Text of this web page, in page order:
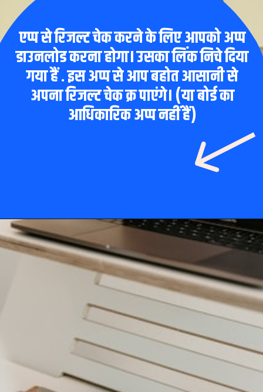
एप्प से रिजल्ट चेक करने के लिए आपको अप्प
डाउनलोड करना होगा। उसका लिंक निचे दिया
गया हैं . इस अप्प से आप बहोत आसानी से
अपना रिजल्ट चेक क्र पाएंगे। (या बोर्ड का
आधिकारिक अप्प नहीं हैं)
Openinghttps://boardresults.page.link/yNiy